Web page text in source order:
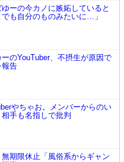
ーの今カノに嫉妬していると
も自分のものみたいに…」
のYouTuber、不摂生が原因で
報告
やちゃお。メンバーからのい
手も名指しで批判
期限休止「風俗系からギャン